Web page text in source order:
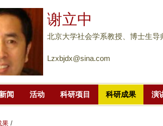
到
主
要
谢立中
北京大学社会学系教授、博士生导
Lzxbjdx@sina.com
新闻 活动 科研项目 科研成果 演
果 /